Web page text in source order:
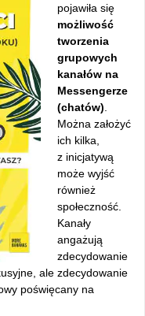
pojawiła się
możliwość
tworzenia
grupowych
kanałów na
Messengerze
(chatów)
Można założyć
ich kilka,
z inicjatywą
może wyjść
również
społeczność.
Kanały
angażują
zdecydowanie
ale zdecydowanie
poświęcany na